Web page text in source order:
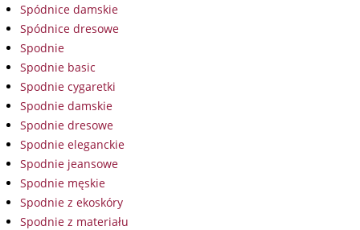
Spódnice damskie
Spódnice dresowe
Spodnie
Spodnie basic
Spodnie cygaretki
Spodnie damskie
Spodnie dresowe
Spodnie eleganckie
Spodnie jeansowe
Spodnie męskie
Spodnie z ekoskóry
Spodnie z materiału